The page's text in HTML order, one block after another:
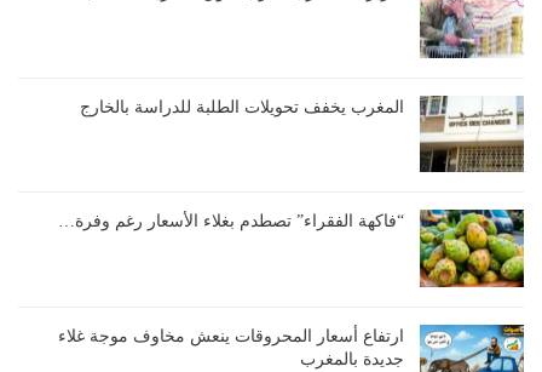
المغرب يخفف تحويلات الطلبة للدراسة بالخارج
“فاكهة الفقراء” تصطدم بغلاء الأسعار رغم وفرة…
ارتفاع أسعار المحروقات ينعش مخاوف موجة غلاء
جديدة بالمغرب